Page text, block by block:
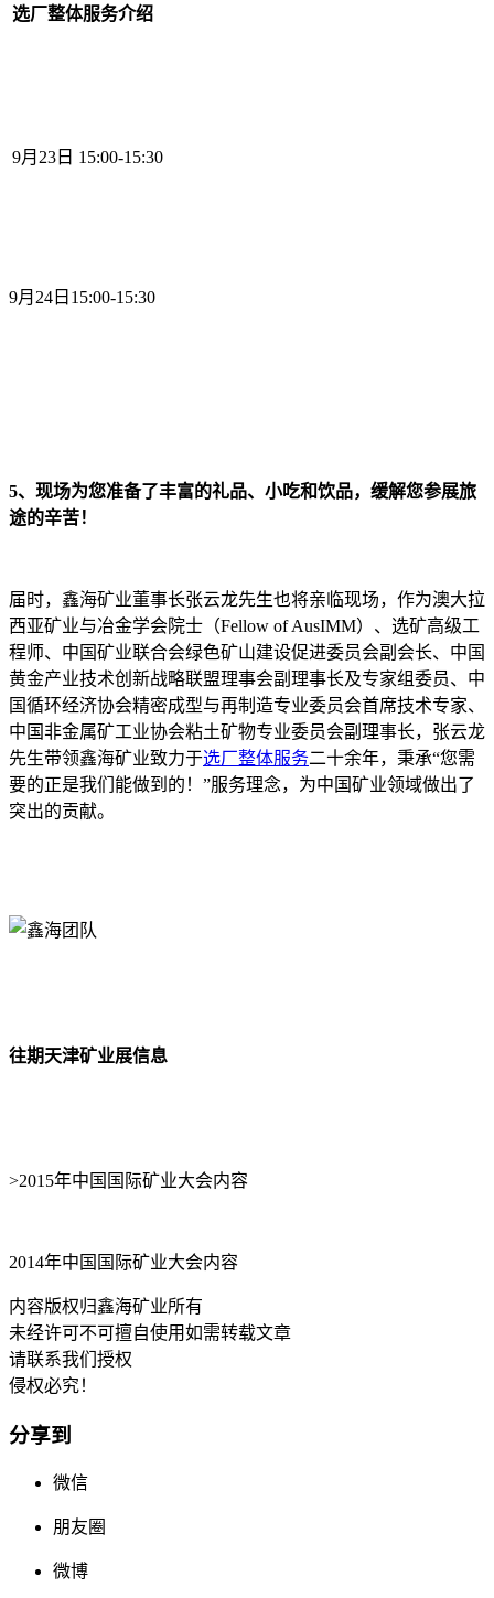
选厂整体服务介绍
9月23日 15:00-15:30
9月24日15:00-15:30
5、现场为您准备了丰富的礼品、小吃和饮品，缓解您参展旅
途的辛苦！
届时，鑫海矿业董事长张云龙先生也将亲临现场，作为澳大拉
西亚矿业与冶金学会院士（Fellow of AusIMM）、选矿高级工
程师、中国矿业联合会绿色矿山建设促进委员会副会长、中国
黄金产业技术创新战略联盟理事会副理事长及专家组委员、中
国循环经济协会精密成型与再制造专业委员会首席技术专家、
中国非金属矿工业协会粘土矿物专业委员会副理事长，张云龙
先生带领鑫海矿业致力于选厂整体服务二十余年，秉承“您需
要的正是我们能做到的！”服务理念，为中国矿业领域做出了
突出的贡献。
往期天津矿业展信息
>2015年中国国际矿业大会内容
2014年中国国际矿业大会内容
内容版权归鑫海矿业所有
未经许可不可擅自使用如需转载文章
请联系我们授权
侵权必究！
分享到
微信
朋友圈
微博